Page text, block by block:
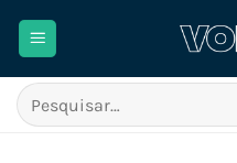
Pesquisar
por: